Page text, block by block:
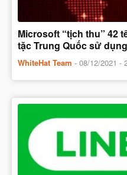
Microsoft “tịch thu” 42
tặc Trung Quốc sử dụng
WhiteHat Team - 08/12/2021 -